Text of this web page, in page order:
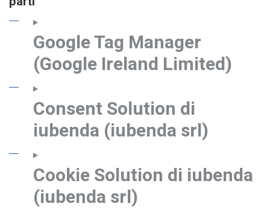
Google Tag Manager
(Google Ireland Limited)
Consent Solution di
iubenda (iubenda srl)
Cookie Solution di iubenda
(iubenda srl)